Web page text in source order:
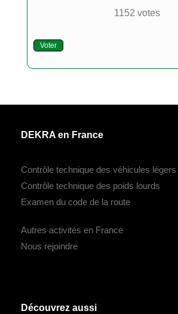
1152 votes
Voter
DEKRA en France
Contrôle technique des véhicules légers
Contrôle technique des poids lourds
Examen du code de la route
Autres activités en France
Nous rejoindre
Découvrez aussi